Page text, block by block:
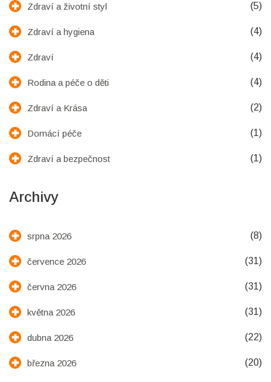
Zdraví a životní styl (5)
Zdraví a hygiena (4)
Zdraví (4)
Rodina a péče o děti (4)
Zdraví a Krása (2)
Domácí péče (1)
Zdraví a bezpečnost (1)
Archivy
srpna 2026 (8)
července 2026 (31)
června 2026 (31)
května 2026 (31)
dubna 2026 (22)
března 2026 (20)